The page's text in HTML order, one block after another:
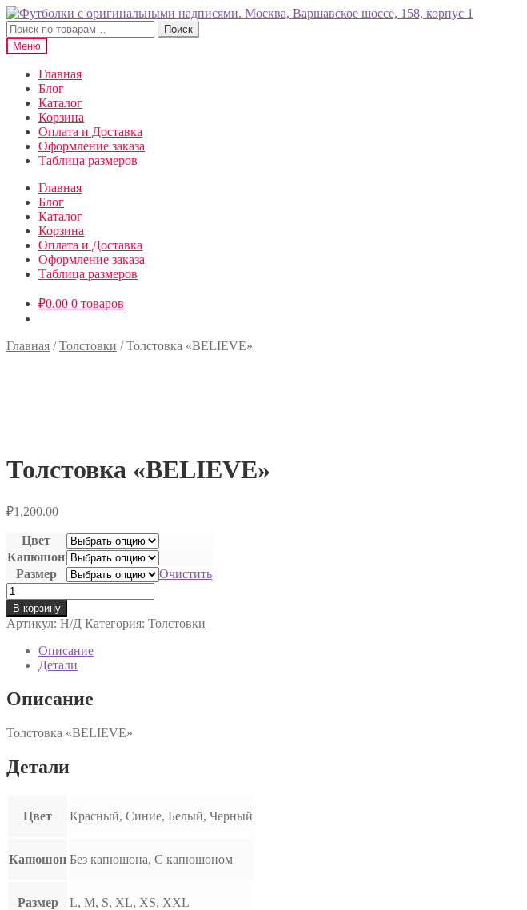
Перейти
к
навигации
Перейти
к
содержимому
Искать:
Поиск
Меню
Главная
Блог
Каталог
Корзина
Оплата и Доставка
Оформление заказа
Таблица размеров
Главная
Блог
Каталог
Корзина
Оплата и Доставка
Оформление заказа
Таблица размеров
₽0.00 0 товаров
Главная /Толстовки /Толстовка «BELIEVE»
Толстовка «BELIEVE»
₽1,200.00
Цвет
Капюшон
Размер
Очистить
Количество
товара
Толстовка
"BELIEVE"
В корзину
Артикул: Н/Д Категория: Толстовки
Описание
Детали
Описание
Толстовка «BELIEVE»
Детали
Цвет Красный, Синие, Белый, Черный
Капюшон Без капюшона, С капюшоном
Размер L, M, S, XL, XS, XXL